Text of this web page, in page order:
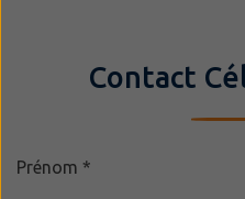
Contact
Prénom *